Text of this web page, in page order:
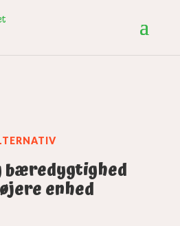
bæredygtighed
enhed